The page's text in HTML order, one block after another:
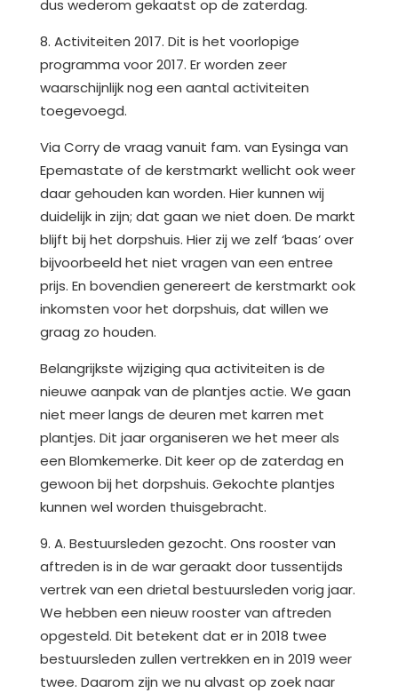
dus wederom gekaatst op de zaterdag.
8. Activiteiten 2017. Dit is het voorlopige
programma voor 2017. Er worden zeer
waarschijnlijk nog een aantal activiteiten
toegevoegd.
Via Corry de vraag vanuit fam. van Eysinga van
Epemastate of de kerstmarkt wellicht ook weer
daar gehouden kan worden. Hier kunnen wij
duidelijk in zijn; dat gaan we niet doen. De markt
blijft bij het dorpshuis. Hier zij we zelf ‘baas’ over
bijvoorbeeld het niet vragen van een entree
prijs. En bovendien genereert de kerstmarkt ook
inkomsten voor het dorpshuis, dat willen we
graag zo houden.
Belangrijkste wijziging qua activiteiten is de
nieuwe aanpak van de plantjes actie. We gaan
niet meer langs de deuren met karren met
plantjes. Dit jaar organiseren we het meer als
een Blomkemerke. Dit keer op de zaterdag en
gewoon bij het dorpshuis. Gekochte plantjes
kunnen wel worden thuisgebracht.
9. A. Bestuursleden gezocht. Ons rooster van
aftreden is in de war geraakt door tussentijds
vertrek van een drietal bestuursleden vorig jaar.
We hebben een nieuw rooster van aftreden
opgesteld. Dit betekent dat er in 2018 twee
bestuursleden zullen vertrekken en in 2019 weer
twee. Daarom zijn we nu alvast op zoek naar